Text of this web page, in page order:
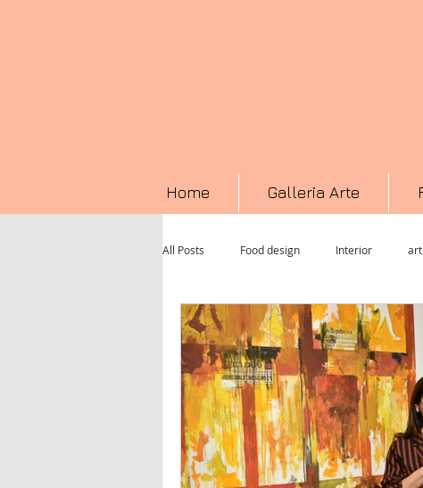
Home Galleria Arte
All Posts Food design Interior
Fotografia Televisione
Textile Art Pittura video
Io resto a casa Video Tennis